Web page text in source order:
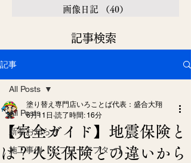
画像日記
（40）
​記事検索
記事
All Posts
新着お知らせ
施工事例【ビフォーアフター】
All Posts
【完全ガイド】地震保険と
は？火災保険との違いから
塗り替え専門店いろことば代表：盛合大翔
6月11日 読了時間: 16分